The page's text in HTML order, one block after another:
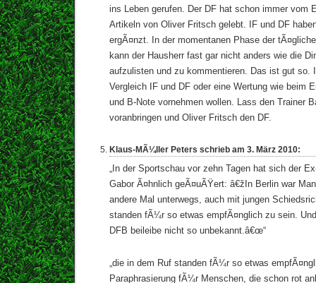
ins Leben gerufen. Der DF hat schon immer vom
Artikeln von Oliver Fritsch gelebt. IF und DF
ergÃ¤nzt. In der momentanen Phase der
kann der Hausherr fast gar nicht anders wie die
aufzulisten und zu kommentieren. Das ist gut so.
Vergleich IF und DF oder eine Wertung wie beim
und B-Note vornehmen wollen. Lass den Trainer
voranbringen und Oliver Fritsch den DF.
Klaus-MÃ¼ller Peters schrieb am 3. März 2010:
„In der Sportschau vor zehn Tagen hat sich der
Gabor Ã¤hnlich geÃ¤uÃŸert: â€žIn Berlin war
andere Mal unterwegs, auch mit jungen
standen fÃ¼r so etwas empfÃ¤nglich zu sein.
DFB beileibe nicht so unbekannt.â€œ“
„die in dem Ruf standen fÃ¼r so etwas
Paraphrasierung fÃ¼r Menschen, die schon rot